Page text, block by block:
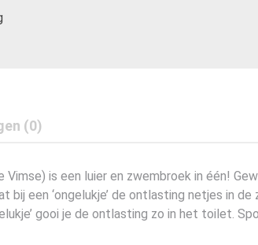
(0)
is een luier en zwembroek in één!
een ‘ongelukje’ de ontlasting netjes in
gooi je de ontlasting zo in het toilet.